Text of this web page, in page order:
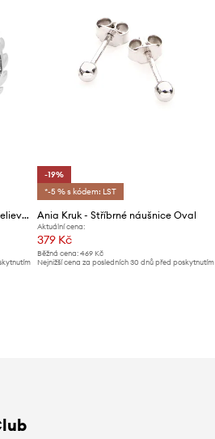
Stříbrné náušnice ANIA KRUK Believe
-19%
*-5 % s kódem: LST
Ania Kruk - Stříbrné náušnice Oval
Aktuální cena:
379 Kč
Běžná cena:469 Kč
Nejnižší cena za posledních 30 dnů před poskytnutím